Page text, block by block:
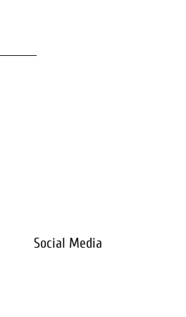
Social Media